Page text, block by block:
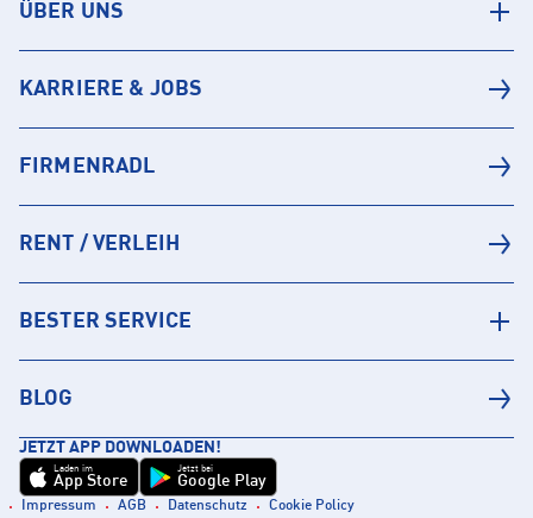
ÜBER UNS
KARRIERE & JOBS
FIRMENRADL
RENT / VERLEIH
BESTER SERVICE
BLOG
JETZT APP DOWNLOADEN!
Laden im
App Store
Jetzt bei
Google Play
Impressum AGB Datenschutz Cookie Policy